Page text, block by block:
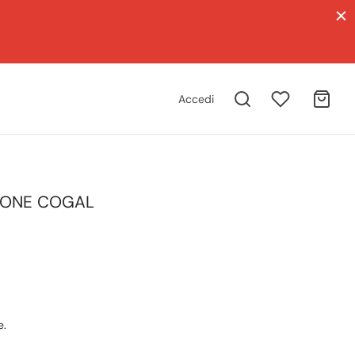
Accedi
COGAL